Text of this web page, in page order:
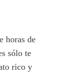
horas de
sólo te
rico y